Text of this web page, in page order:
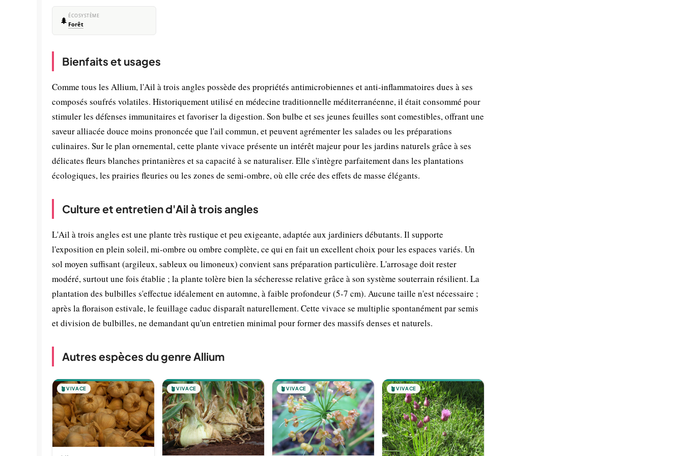
🌲 ÉCOSYSTÈME
Forêt
Bienfaits et usages
Comme tous les Allium, l'Ail à trois angles possède des propriétés antimicrobiennes et anti-inflammatoires dues à ses
composés soufrés volatiles. Historiquement utilisé en médecine traditionnelle méditerranéenne, il était consommé pour
stimuler les défenses immunitaires et favoriser la digestion. Son bulbe et ses jeunes feuilles sont comestibles, offrant une
saveur alliacée douce moins prononcée que l'ail commun, et peuvent agrémenter les salades ou les préparations
culinaires. Sur le plan ornemental, cette plante vivace présente un intérêt majeur pour les jardins naturels grâce à ses
délicates fleurs blanches printanières et sa capacité à se naturaliser. Elle s'intègre parfaitement dans les plantations
écologiques, les prairies fleuries ou les zones de semi-ombre, où elle crée des effets de masse élégants.
Culture et entretien d'Ail à trois angles
L'Ail à trois angles est une plante très rustique et peu exigeante, adaptée aux jardiniers débutants. Il supporte
l'exposition en plein soleil, mi-ombre ou ombre complète, ce qui en fait un excellent choix pour les espaces variés. Un
sol moyen suffisant (argileux, sableux ou limoneux) convient sans préparation particulière. L'arrosage doit rester
modéré, surtout une fois établie ; la plante tolère bien la sécheresse relative grâce à son système souterrain résilient. La
plantation des bulbilles s'effectue idéalement en automne, à faible profondeur (5-7 cm). Aucune taille n'est nécessaire ;
après la floraison estivale, le feuillage caduc disparaît naturellement. Cette vivace se multiplie spontanément par semis
et division de bulbilles, ne demandant qu'un entretien minimal pour former des massifs denses et naturels.
Autres espèces du genre Allium
🪴VIVACE 🪴VIVACE 🪴VIVACE 🪴VIVACE